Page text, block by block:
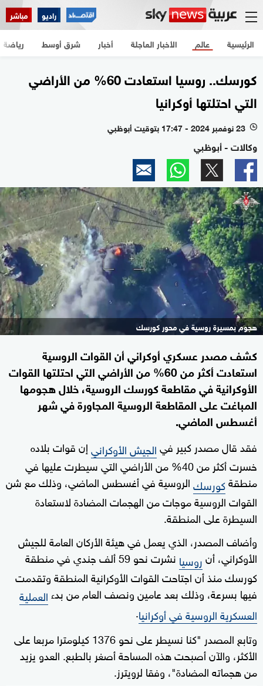
راديو مباشر
الرئيسية الأخبار العاجلة أخبار شرق أوسط عالم رياضة
كورسك.. روسيا استعادت 60% من الأراضي
التي احتلتها أوكرانيا
l 23 نوفمبر 2024 - 17:47 بتوقيت أبوظبي
وكالات - أبوظبي
هجوم بمسيرة روسية في محور كورسك
كشف مصدر عسكري أوكراني أن القوات الروسية
استعادت أكثر من 60% من الأراضي التي احتلتها القوات
الأوكرانية في مقاطعة كورسك الروسية، خلال هجومها
المباغت على المقاطعة الروسية المجاورة في شهر
أغسطس الماضي.
فقد قال مصدر كبير فيالجيش الأوكرانيإن قوات بلاده
خسرت أكثر من 40% من الأراضي التي سيطرت عليها في
منطقةكورسكالروسية في أغسطس الماضي، وذلك مع شن
القوات الروسية موجات من الهجمات المضادة لاستعادة
السيطرة على المنطقة.
وأضاف المصدر، الذي يعمل في هيئة الأركان العامة للجيش
الأوكراني، أنروسيا
نشرت نحو 59 ألف جندي في منطقة
كورسك منذ أن اجتاحت القوات الأوكرانية المنطقة وتقدمت
فيها بسرعة، وذلك بعد عامين ونصف العام من بدء العملية
العسكرية الروسية في أوكرانيا.
وتابع المصدر "كنا نسيطر على نحو 1376 كيلومترا مربعا على
الأكثر، والآن أصبحت هذه المساحة أصغر بالطبع. العدو يزيد
من هجماته المضادة"، وفقا لرويترز.